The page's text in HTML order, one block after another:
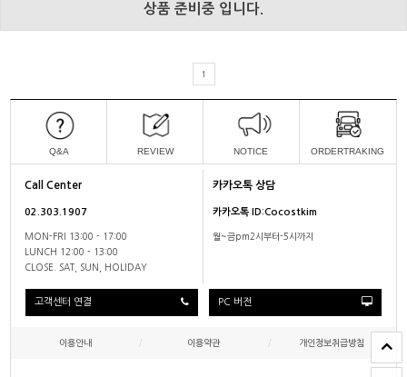
상품 준비중 입니다.
1
Q&A REVIEW NOTICE ORDERTRAKING
Call Center
02.303.1907
MON-FRI 13:00 - 17:00
LUNCH 12:00 - 13:00
CLOSE. SAT, SUN, HOLIDAY
카카오톡 상담
카카오톡 ID:Cocostkim
월~금pm2시부터-5시까지
고객센터 연결 PC 버전
이용안내 / 이용약관 / 개인정보취급방침